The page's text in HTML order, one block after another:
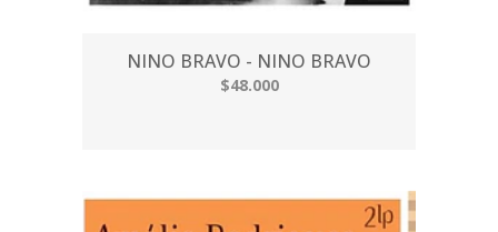
NINO BRAVO - NINO BRAVO
$48.000